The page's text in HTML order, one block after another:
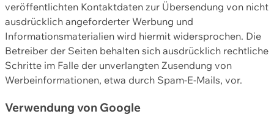
veröffentlichten Kontaktdaten zur Übersendung von nicht
ausdrücklich angeforderter Werbung und
Informationsmaterialien wird hiermit widersprochen. Die
Betreiber der Seiten behalten sich ausdrücklich rechtliche
Schritte im Falle der unverlangten Zusendung von
Werbeinformationen, etwa durch Spam-E-Mails, vor.
Verwendung von Google